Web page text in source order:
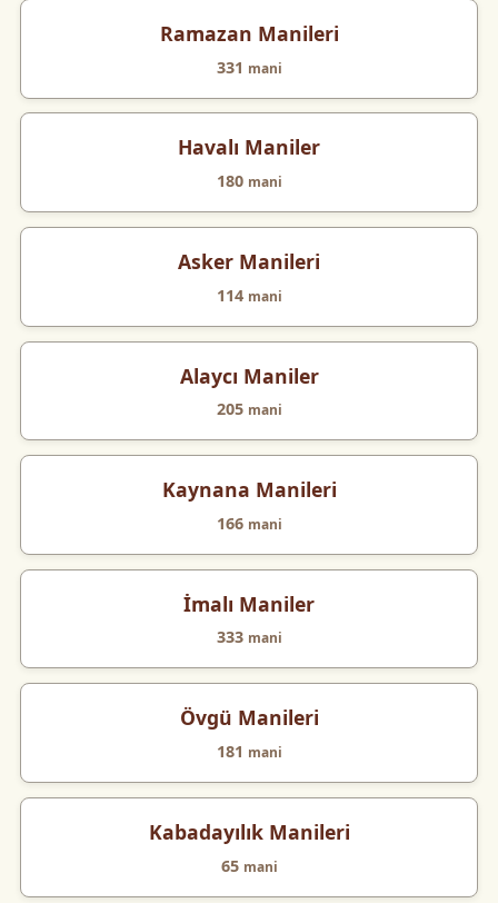
Ramazan Manileri
331 mani
Havalı Maniler
180 mani
Asker Manileri
114 mani
Alaycı Maniler
205 mani
Kaynana Manileri
166 mani
İmalı Maniler
333 mani
Övgü Manileri
181 mani
Kabadayılık Manileri
65 mani